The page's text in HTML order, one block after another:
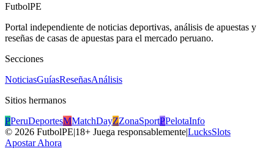
FutbolPE
Portal independiente de noticias deportivas, análisis de apuestas y
reseñas de casas de apuestas para el mercado peruano.
Secciones
NoticiasGuíasReseñasAnálisis
Sitios hermanos
PPeruDeportesMMatchDayZZonaSportPPelotaInfo
© 2026 FutbolPE|18+ Juega responsablemente|LucksSlots
Apostar Ahora